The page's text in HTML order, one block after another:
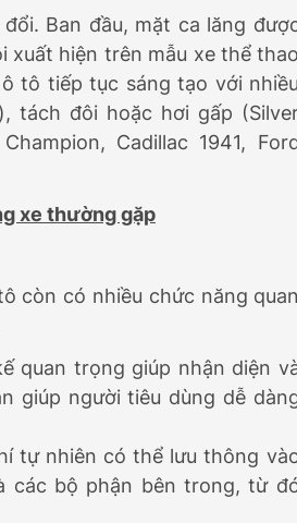
Ban đầu, mặt ca lăng
xuất hiện trên mẫu xe thể thao
tô tiếp tục sáng tạo với nhiều
tách đôi hoặc hơi gấp
Cadillac 1941,
xe thường gặp
còn có nhiều chức năng quan
quan trọng giúp nhận diện
giúp người tiêu dùng dễ
tự nhiên có thể lưu thông
các bộ phận bên trong, từ